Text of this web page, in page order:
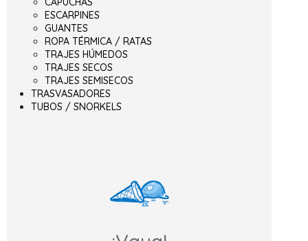
ESCARPINES
GUANTES
ROPA TÉRMICA / RATAS
TRAJES HÚMEDOS
TRAJES SECOS
TRAJES SEMISECOS
TRASVASADORES
TUBOS / SNORKELS